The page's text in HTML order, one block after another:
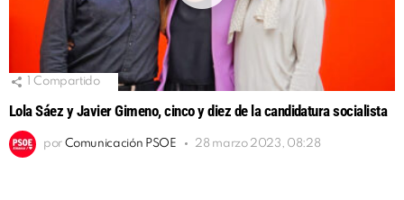
Compartido
Lola Sáez y Javier Gimeno, cinco y diez de la candidatura socialista
por Comunicación PSOE 28 marzo 2023, 08:28